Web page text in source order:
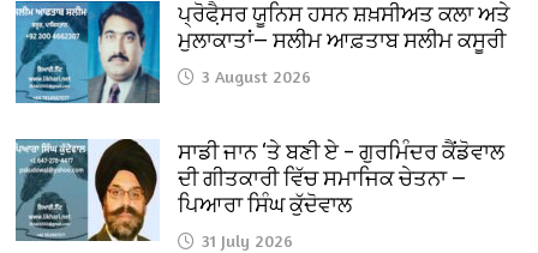
ਪ੍ਰੋਫੈ਼ਸਰ ਯੂਨਿਸ ਹਸਨ ਸ਼ਖ਼ਸੀਅਤ ਕਲਾ ਅਤੇ
ਮੁਲਾਕਾਤਾਂ— ਸਲੀਮ ਆਫ਼ਤਾਬ ਸਲੀਮ ਕਸੂਰੀ
3 August 2026
ਸਾਡੀ ਜਾਨ ‘ਤੇ ਬਣੀ ਏ – ਗੁਰਮਿੰਦਰ ਕੈਂਡੋਵਾਲ
ਦੀ ਗੀਤਕਾਰੀ ਵਿੱਚ ਸਮਾਜਿਕ ਚੇਤਨਾ —
ਪਿਆਰਾ ਸਿੰਘ ਕੁੱਦੋਵਾਲ
31 July 2026